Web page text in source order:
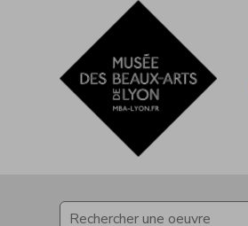
Accèder directement au contenu
Accèder directement au contenu